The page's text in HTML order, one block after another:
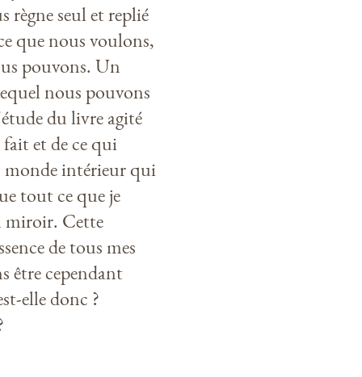
règne seul et replié
que nous voulons,
pouvons. Un
nous pouvons
du livre agité
et de ce qui
monde intérieur qui
tout ce que je
miroir. Cette
de tous mes
être cependant
elle donc ?